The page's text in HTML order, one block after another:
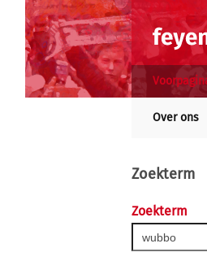
Over ons
Zoekterm
Zoekterm